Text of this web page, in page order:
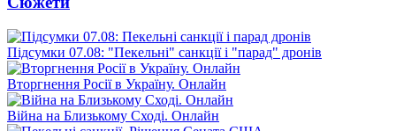
Підсумки 07.08: "Пекельні" санкції і "парад" дронів
Вторгнення Росії в Україну. Онлайн
Війна на Близькому Сході. Онлайн